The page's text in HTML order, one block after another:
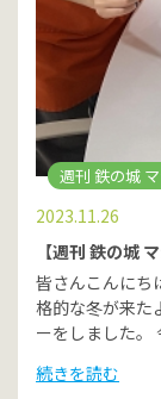
週刊 鉄の城
2023.11.26
【週刊 鉄の城
皆さんこんにち
格的な冬が来た
ーをしました
続きを読む